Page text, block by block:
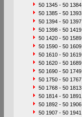
50 1345 - 50 1384
50 1385 - 50 1393
50 1394 - 50 1397
50 1398 - 50 1419
50 1420 - 50 1589
50 1590 - 50 1609
50 1610 - 50 1619
50 1620 - 50 1689
50 1690 - 50 1749
50 1750 - 50 1767
50 1768 - 50 1813
50 1814 - 50 1891
50 1892 - 50 1906
50 1907 - 50 1941